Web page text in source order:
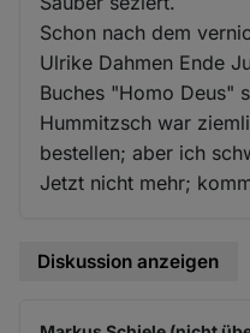
Schon nach dem
Ulrike Dahmen Ende
Buches "Homo Deus"
Hummitzsch war
bestellen; aber ich
Jetzt nicht mehr;
Diskussion anzeigen